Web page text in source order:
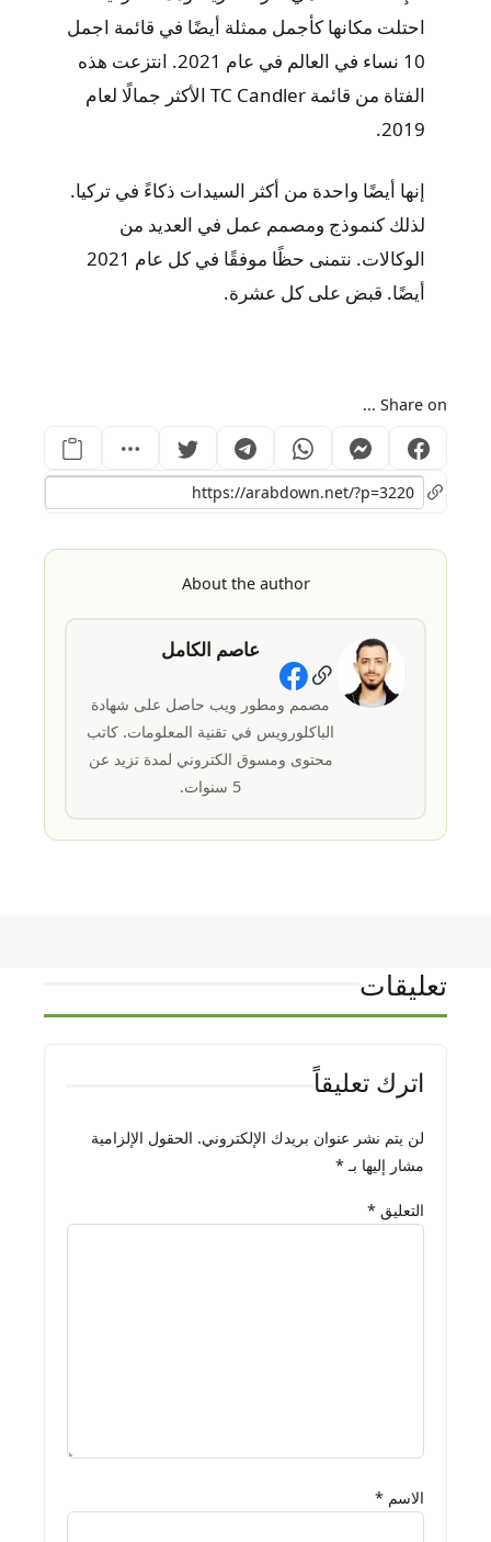
احتلت مكانها كأجمل ممثلة أيضًا في قائمة اجمل
10 نساء في العالم في عام 2021. انتزعت هذه
الفتاة من قائمة TC Candler الأكثر جمالًا لعام
2019.
إنها أيضًا واحدة من أكثر السيدات ذكاءً في تركيا.
لذلك كنموذج ومصمم عمل في العديد من
الوكالات. نتمنى حظًا موفقًا في كل عام 2021
أيضًا. قبض على كل عشرة.
Share on ...
About the author
عاصم الكامل
Social Links
مصمم ومطور ويب حاصل على شهادة
الباكلورويس في تقنية المعلومات. كاتب
محتوى ومسوق الكتروني لمدة تزيد عن
5 سنوات.
تعليقات
اترك تعليقاً
لن يتم نشر عنوان بريدك الإلكتروني. الحقول الإلزامية
مشار إليها بـ *
التعليق *
الاسم *